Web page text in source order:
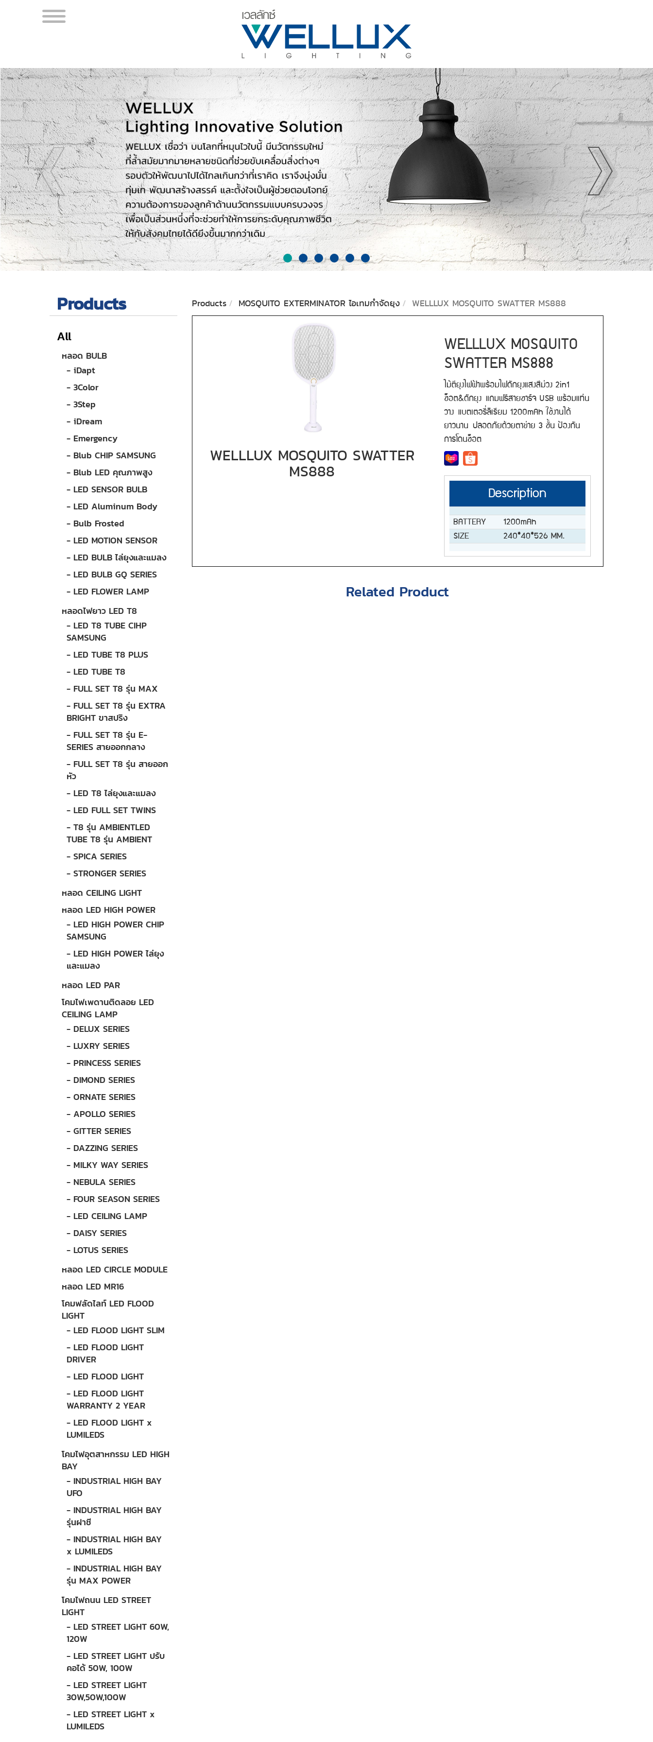
Products
All
หลอด BULB
- iDapt
- 3Color
- 3Step
- iDream
- Emergency
- Blub CHIP SAMSUNG
- Blub LED คุณภาพสูง
- LED SENSOR BULB
- LED Aluminum Body
- Bulb Frosted
- LED MOTION SENSOR
- LED BULB ไล่ยุงและแมลง
- LED BULB GQ SERIES
- LED FLOWER LAMP
หลอดไฟยาว LED T8
- LED T8 TUBE CIHP
SAMSUNG
- LED TUBE T8 PLUS
- LED TUBE T8
- FULL SET T8 รุ่น MAX
- FULL SET T8 รุ่น EXTRA
BRIGHT ขาสปริง
- FULL SET T8 รุ่น E-
SERIES สายออกกลาง
- FULL SET T8 รุ่น สายออก
หัว
- LED T8 ไล่ยุงและแมลง
- LED FULL SET TWINS
- T8 รุ่น AMBIENTLED
TUBE T8 รุ่น AMBIENT
- SPICA SERIES
- STRONGER SERIES
หลอด CEILING LIGHT
หลอด LED HIGH POWER
- LED HIGH POWER CHIP
SAMSUNG
- LED HIGH POWER ไล่ยุง
และแมลง
หลอด LED PAR
โคมไฟเพดานติดลอย LED
CEILING LAMP
- DELUX SERIES
- LUXRY SERIES
- PRINCESS SERIES
- DIMOND SERIES
- ORNATE SERIES
- APOLLO SERIES
- GITTER SERIES
- DAZZING SERIES
- MILKY WAY SERIES
- NEBULA SERIES
- FOUR SEASON SERIES
- LED CEILING LAMP
- DAISY SERIES
- LOTUS SERIES
หลอด LED CIRCLE MODULE
หลอด LED MR16
โคมฟลัดไลท์ LED FLOOD
LIGHT
- LED FLOOD LIGHT SLIM
- LED FLOOD LIGHT
DRIVER
- LED FLOOD LIGHT
- LED FLOOD LIGHT
WARRANTY 2 YEAR
- LED FLOOD LIGHT x
LUMILEDS
โคมไฟอุตสาหกรรม LED HIGH
BAY
- INDUSTRIAL HIGH BAY
UFO
- INDUSTRIAL HIGH BAY
รุ่นฝาชี
- INDUSTRIAL HIGH BAY
x LUMILEDS
- INDUSTRIAL HIGH BAY
รุ่น MAX POWER
โคมไฟถนน LED STREET
LIGHT
- LED STREET LIGHT 60W,
120W
- LED STREET LIGHT ปรับ
คอได้ 50W, 100W
- LED STREET LIGHT
30W,50W,100W
- LED STREET LIGHT x
LUMILEDS
Products MOSQUITO EXTERMINATOR ไอเทมกำจัดยุง WELLLUX MOSQUITO SWATTER MS888
WELLLUX MOSQUITO SWATTER
MS888
WELLLUX MOSQUITO
SWATTER MS888
ไม้ตียุงไฟฟ้าพร้อมไฟดักยุงแสงสีม่วง 2in1
ช็อต&ดักยุง แถมฟรีสายชาร์จ USB พร้อมแท่น
วาง แบตเตอรี่ลิเธียม 1200mAh ใช้งานได้
ยาวนาน ปลอดภัยด้วยตาข่าย 3 ชั้น ป้องกัน
การโดนช็อต
Description
BATTERY
1200mAh
SIZE
240*40*526 MM.
Related Product